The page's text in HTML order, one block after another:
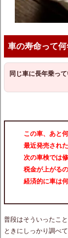
車の寿命って何
同じ車に長年乗っ
この車、あと
最近発売され
次の車検では
税金が上がる
経済的に車は
普段はそういったこ
ときにしっかり調べ